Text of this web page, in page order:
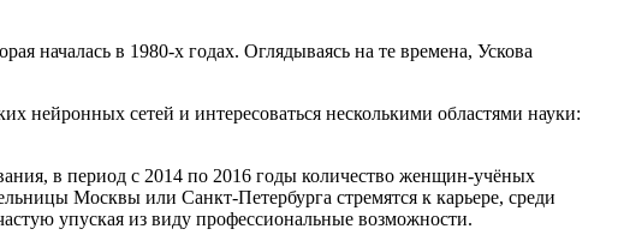
началась в 1980-х годах. Оглядываясь на те времена, Ускова
нейронных сетей и интересоваться несколькими областями науки:
в период с 2014 по 2016 годы количество женщин-учёных
Москвы или Санкт-Петербурга стремятся к карьере, среди
упуская из виду профессиональные возможности.